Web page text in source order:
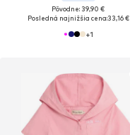
Pôvodne: 39,90 €
Posledná najnižšia cena:33,16 €
+1